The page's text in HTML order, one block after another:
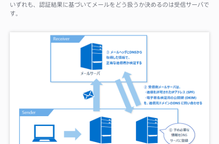
いずれも、認証結果に基づいてメールをどう扱うか決めるのは受信サーバで
す。